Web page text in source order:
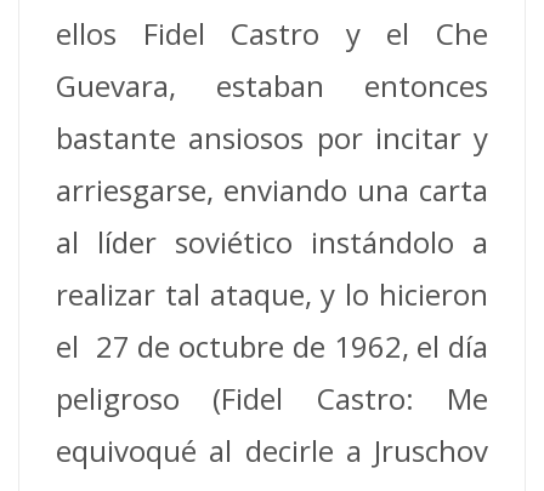
ellos Fidel Castro y el Che
Guevara, estaban entonces
bastante ansiosos por incitar y
arriesgarse, enviando una carta
al líder soviético instándolo a
realizar tal ataque, y lo hicieron
el 27 de octubre de 1962, el día
peligroso (Fidel Castro: Me
equivoqué al decirle a Jruschov